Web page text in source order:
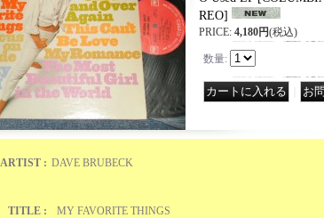
REO]
PRICE: 4,180円(税込)
数量:
ARTIST : DAVE BRUBECK
TITLE : MY FAVORITE THINGS